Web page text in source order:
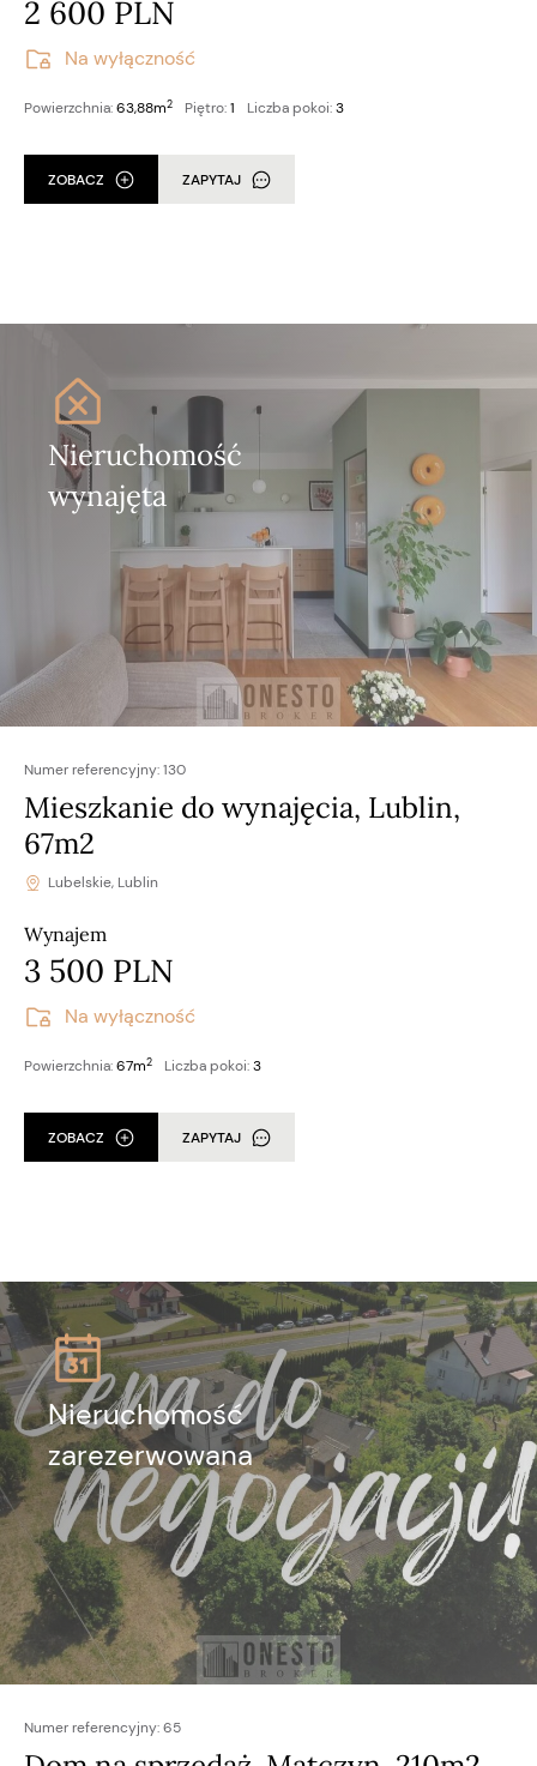
Na wyłączność
2 600 PLN
Powierzchnia:63,88m2 Piętro:1 Liczba pokoi:3
ZOBACZ ZAPYTAJ
Nieruchomość
wynajęta
Na wyłączność
Numer referencyjny:130
Mieszkanie do wynajęcia, Lublin,
67m2
Lubelskie, Lublin
Wynajem
3 500 PLN
Powierzchnia:67m2 Liczba pokoi:3
ZOBACZ ZAPYTAJ
Nieruchomość
zarezerwowana
Numer referencyjny:65